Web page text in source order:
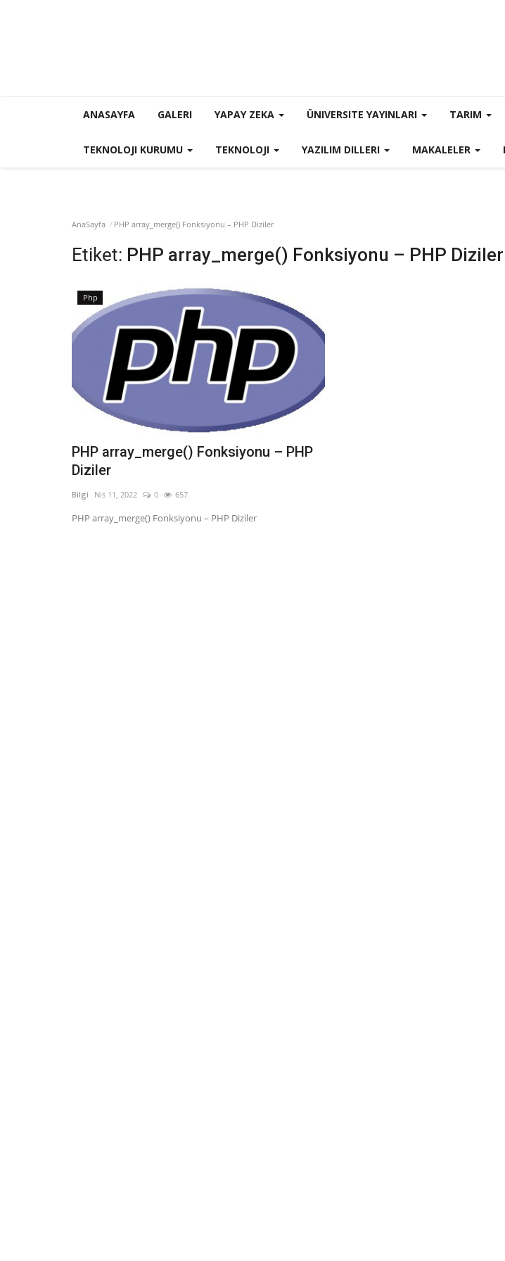
ANASAYFA GALERI YAPAY ZEKA ÜNIVERSITE YAYINLARI TARIM
TEKNOLOJI KURUMU TEKNOLOJI YAZILIM DILLERI MAKALELER
AnaSayfa PHP array_merge() Fonksiyonu – PHP Diziler
Etiket: PHP array_merge() Fonksiyonu – PHP Diziler
Php
PHP array_merge() Fonksiyonu – PHP
Diziler
Bilgi Nis 11, 2022 0 657
PHP array_merge() Fonksiyonu – PHP Diziler